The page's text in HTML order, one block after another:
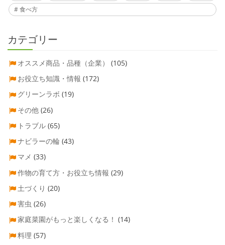
食べ方
カテゴリー
オススメ商品・品種（企業）
(105)
お役立ち知識・情報 (172)
グリーンラボ (19)
その他 (26)
トラブル (65)
ナビラーの輪 (43)
マメ (33)
作物の育て方・お役立ち情報 (29)
土づくり (20)
害虫 (26)
家庭菜園がもっと楽しくなる！ (14)
料理 (57)